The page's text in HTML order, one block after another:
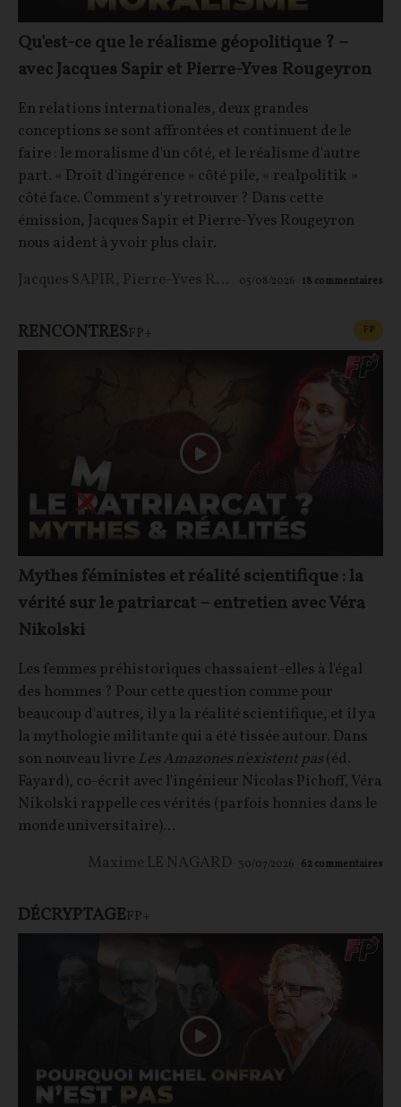
Qu'est-ce que le réalisme géopolitique ? –
avec Jacques Sapir et Pierre-Yves Rougeyron
En relations internationales, deux grandes
conceptions se sont affrontées et continuent de le
faire : le moralisme d'un côté, et le réalisme d'autre
part. « Droit d'ingérence » côté pile, « realpolitik »
côté face. Comment s'y retrouver ? Dans cette
émission, Jacques Sapir et Pierre-Yves Rougeyron
nous aident à y voir plus clair.
Jacques SAPIR, Pierre-Yves ROUGEYRON ,Maxime LE
05/08/2026 18 commentaires
RENCONTRESFP+ FP
Mythes féministes et réalité scientifique : la
vérité sur le patriarcat – entretien avec Véra
Nikolski
Les femmes préhistoriques chassaient-elles à l'égal
des hommes ? Pour cette question comme pour
beaucoup d'autres, il y a la réalité scientifique, et il y a
la mythologie militante qui a été tissée autour. Dans
son nouveau livre Les Amazones n'existent pas(éd.
Fayard), co-écrit avec l'ingénieur Nicolas Pichoff, Véra
Nikolski rappelle ces vérités (parfois honnies dans le
monde universitaire)...
Maxime LE NAGARD
30/07/2026 62commentaires
DÉCRYPTAGEFP+